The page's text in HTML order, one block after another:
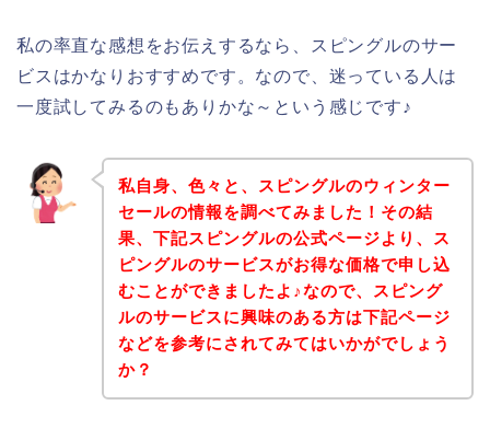
私の率直な感想をお伝えするなら、スピングルのサー
ビスはかなりおすすめです。なので、迷っている人は
一度試してみるのもありかな～という感じです♪
私自身、色々と、スピングルのウィンター
セールの情報を調べてみました！その結
果、下記スピングルの公式ページより、ス
ピングルのサービスがお得な価格で申し込
むことができましたよ♪なので、スピング
ルのサービスに興味のある方は下記ページ
などを参考にされてみてはいかがでしょう
か？